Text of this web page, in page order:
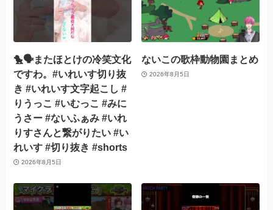
🐤🗣️またほとけの冷笑文化
ですわ。#いれいす切り抜
き #いれいす文字起こし #
りうっこ #いむっこ #みに
うさー #ないふぁみ #いれ
りすさんと繋がりたい #い
れいす #切り抜き #shorts
2026年8月5日
ないこの歌枠動物園まとめ
2026年8月5日